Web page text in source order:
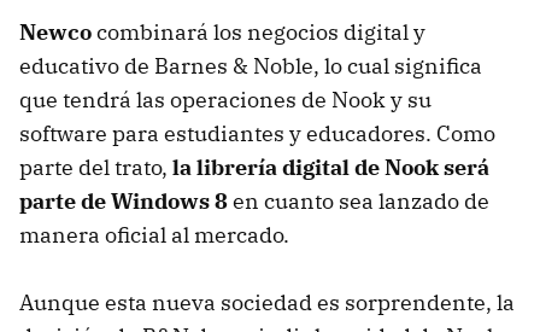
Newcocombinará los negocios digital y
educativo de Barnes & Noble, lo cual significa
que tendrá las operaciones de Nook y su
software para estudiantes y educadores. Como
parte del trato, la librería digital de Nook será
parte de Windows 8en cuanto sea lanzado de
manera oficial al mercado.
Aunque esta nueva sociedad es sorprendente, la